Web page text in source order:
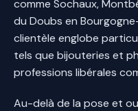
comme Sochaux,
du Doubs en
clientèle englobe
tels que bijouteries et
professions libérales
Au-delà de la pose et